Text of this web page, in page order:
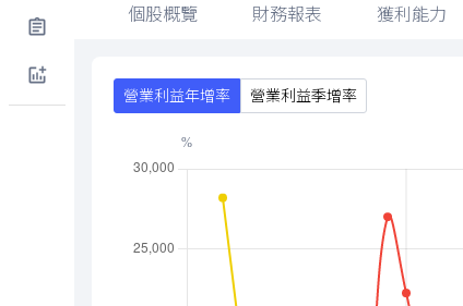
個股概覽 財務報表 獲利能力
營業利益年增率 營業利益季增率